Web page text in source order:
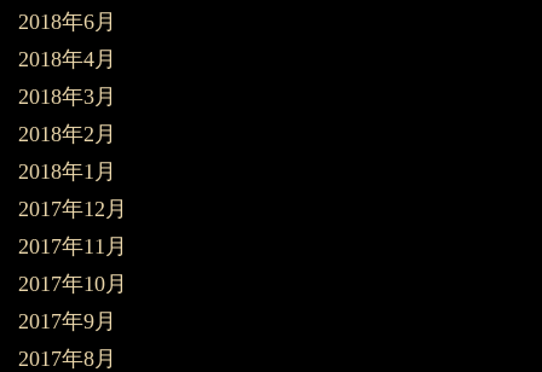
2018年6月
2018年4月
2018年3月
2018年2月
2018年1月
2017年12月
2017年11月
2017年10月
2017年9月
2017年8月